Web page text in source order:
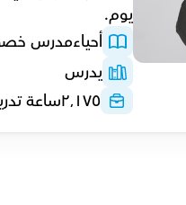
يوم.
أحياءمدرس
يدرس
٢٬١٧٥ساعة